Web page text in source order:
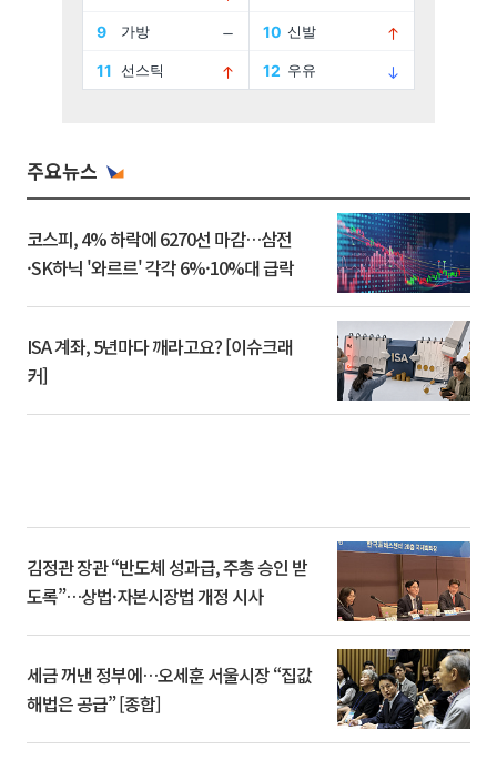
주요뉴스
코스피, 4% 하락에 6270선 마감…삼전
·SK하닉 '와르르' 각각 6%·10%대 급락
ISA 계좌, 5년마다 깨라고요? [이슈크래
커]
김정관 장관 “반도체 성과급, 주총 승인 받
도록”…상법·자본시장법 개정 시사
세금 꺼낸 정부에…오세훈 서울시장 “집값
해법은 공급” [종합]